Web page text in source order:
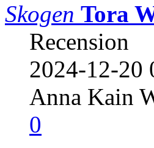
Skogen Tora
Recension
2024-12-20
Anna Kain
0